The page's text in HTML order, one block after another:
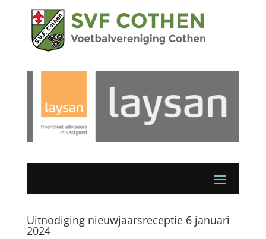
Uitnodiging nieuwjaarsreceptie 6 januari
2024